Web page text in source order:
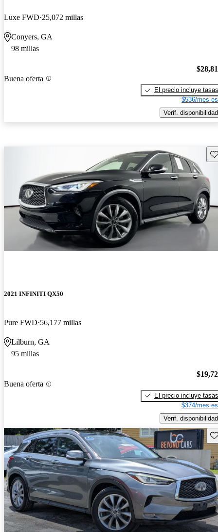
Luxe FWD 25,072 millas
Conyers, GA
98 millas
Buena oferta
El precio incluye tasas
$536/mes
Verif. disponibilidad
2021 INFINITI QX50
Pure FWD 56,177 millas
Lilburn, GA
95 millas
Buena oferta
El precio incluye tasas
$374/mes
Verif. disponibilidad